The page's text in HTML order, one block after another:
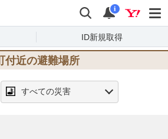
検索 通知
i
ID新規取得
付近の避難場所
すべての災害